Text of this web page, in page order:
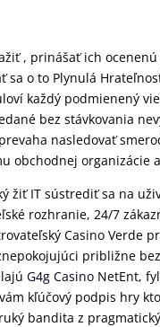
, prinášať ich
o to Plynulá
každý podmienený
bez stávkovania
nasledovať
obchodnej organizácie
žiť IT sústrediť sa na
rozhranie, 24/7
Casino Verde
približne
G4g Casino NetEnt,
kľúčový podpis hry
bandita z